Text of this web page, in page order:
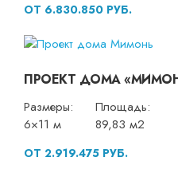
ОТ 6.830.850 РУБ.
ПРОЕКТ ДОМА
Размеры:
6×11 м
Площадь:
89,83 м2
ОТ 2.919.475 РУБ.